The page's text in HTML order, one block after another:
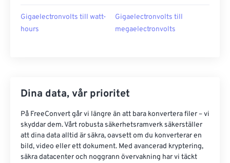
Gigaelectronvolts till watt-
hours
Gigaelectronvolts till
megaelectronvolts
Dina data, vår prioritet
På FreeConvert går vi längre än att bara konvertera filer – vi
skyddar dem. Vårt robusta säkerhetsramverk säkerställer
att dina data alltid är säkra, oavsett om du konverterar en
bild, video eller ett dokument. Med avancerad kryptering,
säkra datacenter och noggrann övervakning har vi täckt